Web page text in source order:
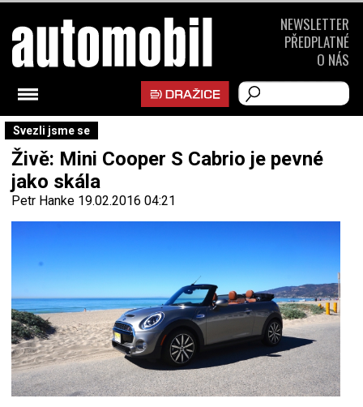
Svezli jsme se
Živě: Mini Cooper S Cabrio je pevné
jako skála
Petr Hanke 19.02.2016 04:21
NEWSLETTER
PŘEDPLATNÉ
O NÁS